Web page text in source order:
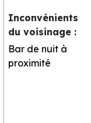
Inconvénients
du voisinage :
Bar de nuit à
proximité